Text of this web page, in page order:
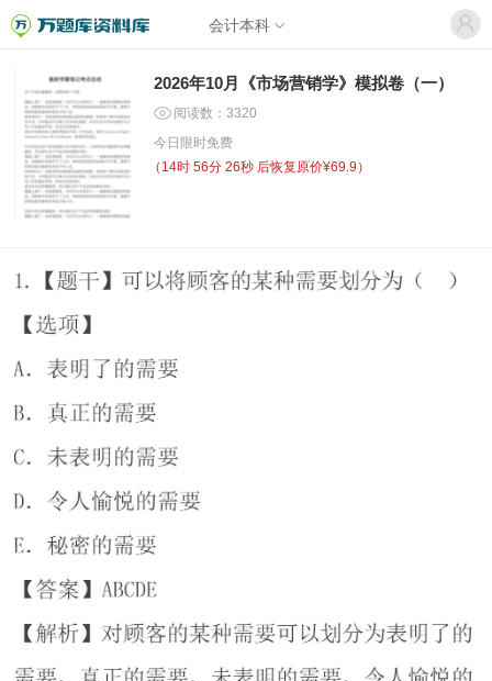
会计本科
2026年10月《市场营销学》模拟卷（一）
阅读数：3320
今日限时免费
（ 14时 56分 26秒 后恢复原价¥69.9）